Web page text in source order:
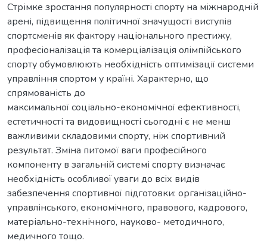
Стрімке зростання популярності спорту на міжнародній
арені, підвищення політичної значущості виступів
спортсменів як фактору національного престижу,
професіоналізація та комерціалізація олімпійського
спорту обумовлюють необхідність оптимізації системи
управління спортом у країні. Характерно, що
спрямованість до
максимальної соціально-економічної ефективності,
естетичності та видовищності сьогодні є не менш
важливими складовими спорту, ніж спортивний
результат. Зміна питомої ваги професійного
компоненту в загальній системі спорту визначає
необхідність особливої уваги до всіх видів
забезпечення спортивної підготовки: організаційно-
управлінського, економічного, правового, кадрового,
матеріально-технічного, науково- методичного,
медичного тощо.